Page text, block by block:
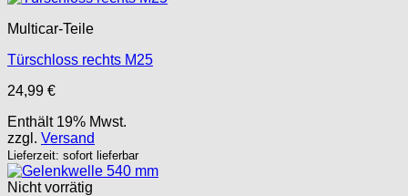
Multicar-Teile
Türschloss rechts M25
24,99 €
Enthält 19% Mwst.
zzgl. Versand
Lieferzeit: sofort lieferbar
Nicht vorrätig